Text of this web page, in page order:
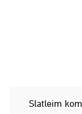
Slatleim